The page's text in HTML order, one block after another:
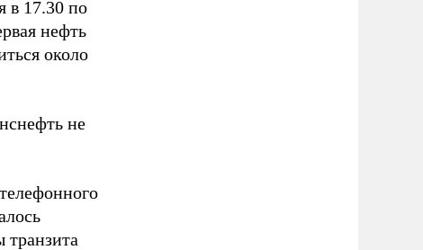
в 17.30 по
нефть
около
не
транзита